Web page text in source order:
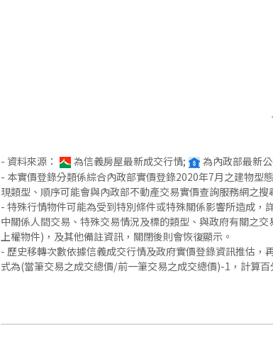
- 資料來源： 為信義房屋最新成交行情; 為內政部最新
- 本實價登錄分類係綜合內政部實價登錄2020年7月之建物型
現類型、順序可能會與內政部不動產交易實價查詢服務網之搜
- 特殊行情物件可能為受到特別條件或特殊關係影響所造成
中關係人間交易、特殊交易情況及標的類型、與政府有關之
上權物件)，及其他備註資訊，關閉後則會恢復顯示。
- 歷史移轉次數依據信義成交行情及政府實價登錄資訊推估
式為(當筆交易之成交總價/前一筆交易之成交總價)-1，計算